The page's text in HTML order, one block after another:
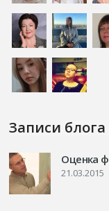
Записи блога
Оценка
21.03.2015